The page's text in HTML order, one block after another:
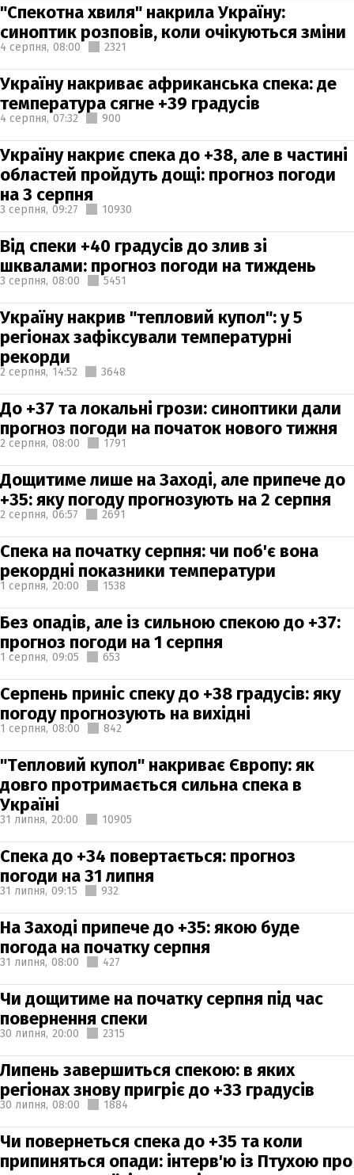
"Спекотна хвиля" накрила Україну:
синоптик розповів, коли очікуються зміни
4 серпня, 08:00 2321
Україну накриває африканська спека: де
температура сягне +39 градусів
4 серпня, 07:32 900
Україну накриє спека до +38, але в частині
областей пройдуть дощі: прогноз погоди
на 3 серпня
3 серпня, 09:27 10930
Від спеки +40 градусів до злив зі
шквалами: прогноз погоди на тиждень
3 серпня, 08:00 5451
Україну накрив "тепловий купол": у 5
регіонах зафіксували температурні
рекорди
2 серпня, 14:52 3648
До +37 та локальні грози: синоптики дали
прогноз погоди на початок нового тижня
2 серпня, 08:00 1791
Дощитиме лише на Заході, але припече до
+35: яку погоду прогнозують на 2 серпня
2 серпня, 06:57 2691
Спека на початку серпня: чи поб'є вона
рекордні показники температури
1 серпня, 20:00 1538
Без опадів, але із сильною спекою до +37:
прогноз погоди на 1 серпня
1 серпня, 09:05 653
Серпень приніс спеку до +38 градусів: яку
погоду прогнозують на вихідні
1 серпня, 08:00 842
"Тепловий купол" накриває Європу: як
довго протримається сильна спека в
Україні
31 липня, 20:00 10905
Спека до +34 повертається: прогноз
погоди на 31 липня
31 липня, 09:15 932
На Заході припече до +35: якою буде
погода на початку серпня
31 липня, 08:00 427
Чи дощитиме на початку серпня під час
повернення спеки
30 липня, 20:00 2315
Липень завершиться спекою: в яких
регіонах знову пригріє до +33 градусів
30 липня, 08:00 1884
Чи повернеться спека до +35 та коли
припиняться опади: інтерв'ю із Птухою про